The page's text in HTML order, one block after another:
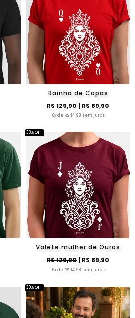
Rainha de Copas
R$ 129,90| R$ 89,90
6x de R$ 14,98 sem juros
Valete mulher de Ouros
R$ 129,90| R$ 89,90
6x de R$ 14,98 sem juros
30% OFF
30% OFF